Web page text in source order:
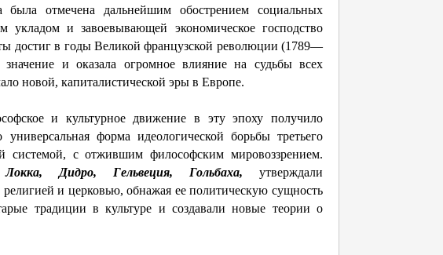
отмечена дальнейшим обострением социальных
укладом и завоевывающей экономическое господство
достиг в годы Великой французской революции (1789—
значение и оказала огромное влияние на судьбы всех
новой, капиталистической эры в Европе.
и культурное движение в эту эпоху получило
форма идеологической борьбы третьего
системой, с отжившим философским мировоззрением.
Локка, Дидро, Гельвеция, Гольбаха, утверждали
и церковью, обнажая ее политическую сущность
традиции в культуре и создавали новые теории о